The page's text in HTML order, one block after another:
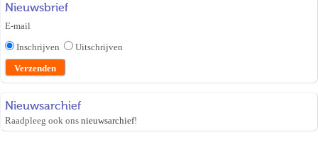
Nieuwsbrief
E-mail
Inschrijven
Uitschrijven
Nieuwsarchief
Raadpleeg ook ons nieuwsarchief!